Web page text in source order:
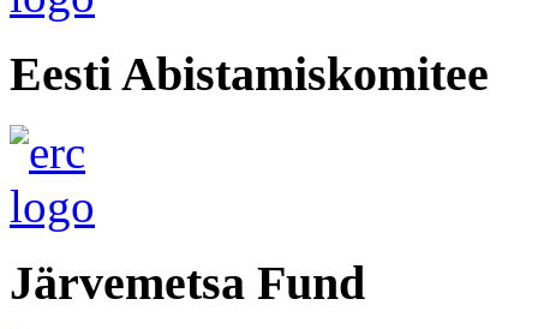
Eesti Abistamiskomitee
Järvemetsa Fund